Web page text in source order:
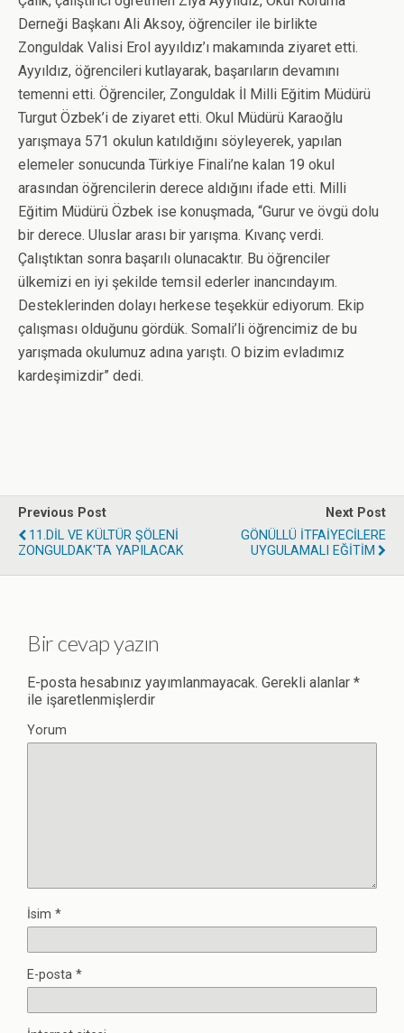
Derneği Başkanı Ali Aksoy, öğrenciler ile birlikte
Zonguldak Valisi Erol ayyıldız’ı makamında ziyaret etti.
Ayyıldız, öğrencileri kutlayarak, başarıların devamını
temenni etti. Öğrenciler, Zonguldak İl Milli Eğitim Müdürü
Turgut Özbek’i de ziyaret etti. Okul Müdürü Karaoğlu
yarışmaya 571 okulun katıldığını söyleyerek, yapılan
elemeler sonucunda Türkiye Finali’ne kalan 19 okul
arasından öğrencilerin derece aldığını ifade etti. Milli
Eğitim Müdürü Özbek ise konuşmada, “Gurur ve övgü dolu
bir derece. Uluslar arası bir yarışma. Kıvanç verdi.
Çalıştıktan sonra başarılı olunacaktır. Bu öğrenciler
ülkemizi en iyi şekilde temsil ederler inancındayım.
Desteklerinden dolayı herkese teşekkür ediyorum. Ekip
çalışması olduğunu gördük. Somali’li öğrencimiz de bu
yarışmada okulumuz adına yarıştı. O bizim evladımız
kardeşimizdir” dedi.
Previous Post
11.DİL VE KÜLTÜR ŞÖLENİ
ZONGULDAK'TA YAPILACAK
Next Post
GÖNÜLLÜ İTFAİYECİLERE
UYGULAMALI EĞİTİM
Bir cevap yazın
E-posta hesabınız yayımlanmayacak. Gerekli alanlar *
ile işaretlenmişlerdir
Yorum
İsim *
E-posta *